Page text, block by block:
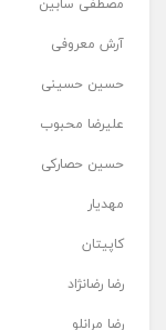
مصطفی سابین
آرش معروفی
حسین حسینی
علیرضا محبوب
حسین حصارکی
مهدیار
کاپیتان
رضا رضانژاد
رضا مرانلو